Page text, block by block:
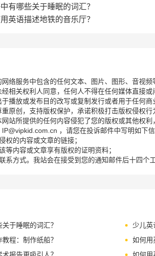
有哪些关于睡眠的词汇？
英语描述地铁的音乐厅？
络服务中包含的任何文本、图片、图形、音视
相关权利人同意，任何人不得在任何媒体直接或
播放或发布目的改写或复制发行或者用于任何商
重原创，支持版权保护，承诺积极打击版权侵权行
站所提供的任何内容侵犯了您的版权或其他权利
，请您在投诉邮件中写明如下信
权的内容或文章的链接；
等内容或文章享有版权的证明资料；
系方式。我站会在接受到您的通知邮件后十四个
于睡眠的词汇？
少儿英
程：制作纸船？
如何用